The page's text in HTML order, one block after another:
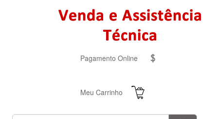
Pagamento Online
Meu Carrinho